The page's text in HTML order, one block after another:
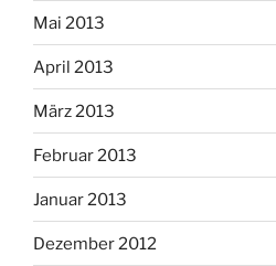
Mai 2013
April 2013
März 2013
Februar 2013
Januar 2013
Dezember 2012